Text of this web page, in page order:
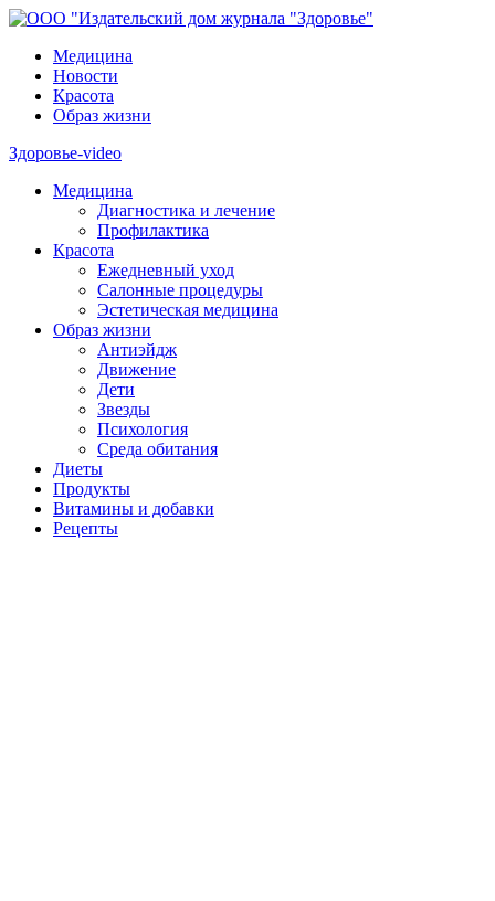
Медицина
Новости
Красота
Образ жизни
Здоровье-video
Медицина
Диагностика и лечение
Профилактика
Красота
Ежедневный уход
Салонные процедуры
Эстетическая медицина
Образ жизни
Антиэйдж
Движение
Дети
Звезды
Психология
Среда обитания
Диеты
Продукты
Витамины и добавки
Рецепты